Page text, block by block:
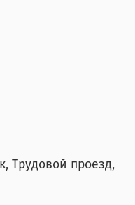
Трудовой проезд,